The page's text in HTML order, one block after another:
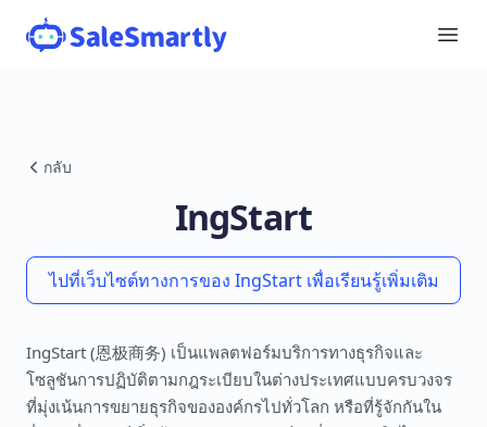
กลับ
IngStart
ไปที่เว็บไซต์ทางการของ IngStart เพื่อเรียนรู้เพิ่มเติม
IngStart (恩极商务) เป็นแพลตฟอร์มบริการทางธุรกิจและ
โซลูชันการปฏิบัติตามกฎระเบียบในต่างประเทศแบบครบวงจร
ที่มุ่งเน้นการขยายธุรกิจขององค์กรไปทั่วโลก หรือที่รู้จักกันใน